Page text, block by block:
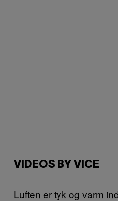
VIDEOS BY VICE
Luften er tyk og varm